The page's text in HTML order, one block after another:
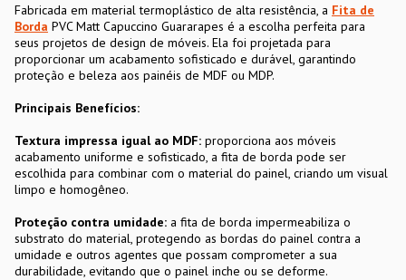
Fabricada em material termoplástico de alta resistência, a Fita de
Borda PVC Matt Capuccino Guararapes é a escolha perfeita para
seus projetos de design de móveis. Ela foi projetada para
proporcionar um acabamento sofisticado e durável, garantindo
proteção e beleza aos painéis de MDF ou MDP.
Principais Benefícios:
Textura impressa igual ao MDF: proporciona aos móveis
acabamento uniforme e sofisticado, a fita de borda pode ser
escolhida para combinar com o material do painel, criando um visual
limpo e homogêneo.
Proteção contra umidade: a fita de borda impermeabiliza o
substrato do material, protegendo as bordas do painel contra a
umidade e outros agentes que possam comprometer a sua
durabilidade, evitando que o painel inche ou se deforme.